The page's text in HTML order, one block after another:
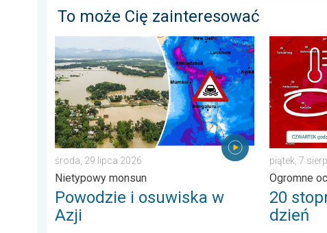
To może Cię zainteresować
Powodzie i osuwiska w Azji. Nietypowy monsun. . .
środa, 29 lipca 2026
Nietypowy monsun
Powodzie i osuwiska w
Azji
20 stopni
piątek, 7
Ogromne
20
dzień